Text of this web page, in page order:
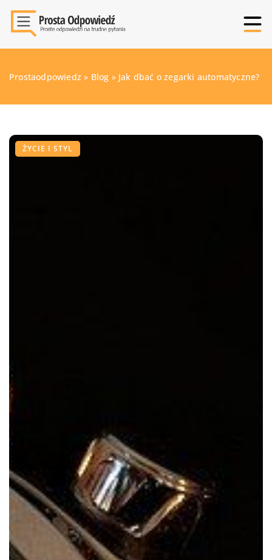
Prostaodpowiedz » Blog » Jak dbać o zegarki automatyczne?
ŻYCIE I STYL